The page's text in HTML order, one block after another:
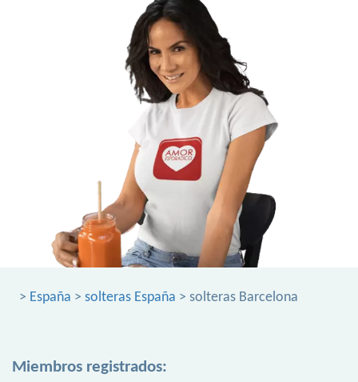
> España > solteras España > solteras Barcelona
Miembros registrados: